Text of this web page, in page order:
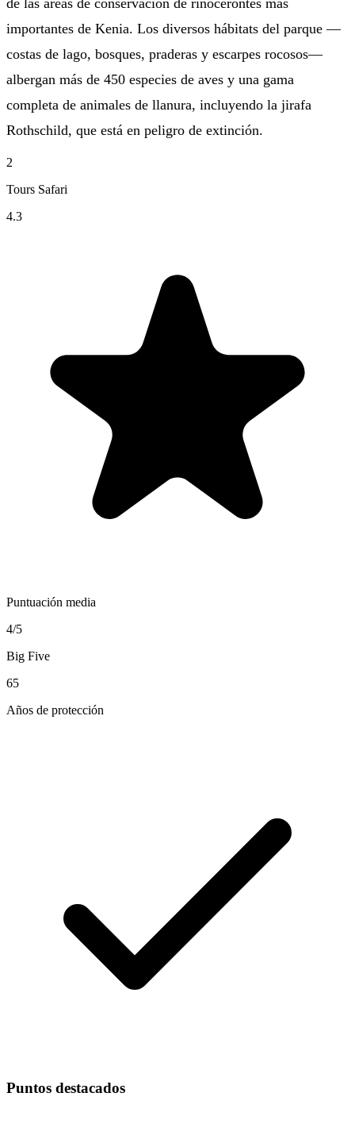
de las áreas de conservación de rinocerontes más
importantes de Kenia. Los diversos hábitats del parque —
costas de lago, bosques, praderas y escarpes rocosos—
albergan más de 450 especies de aves y una gama
completa de animales de llanura, incluyendo la jirafa
Rothschild, que está en peligro de extinción.
2
Tours Safari
4.3
Puntuación media
4/5
Big Five
65
Años de protección
Puntos destacados